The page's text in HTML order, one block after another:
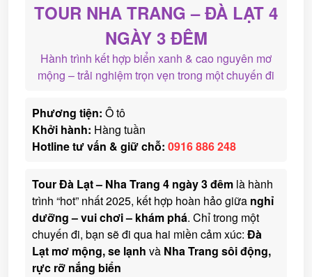
TOUR NHA TRANG – ĐÀ LẠT 4
NGÀY 3 ĐÊM
Hành trình kết hợp biển xanh & cao nguyên mơ
mộng – trải nghiệm trọn vẹn trong một chuyến đi
Phương tiện: Ô tô
Khởi hành: Hàng tuần
Hotline tư vấn & giữ chỗ: 0916 886 248
Tour Đà Lạt – Nha Trang 4 ngày 3 đêm là hành
trình “hot” nhất 2025, kết hợp hoàn hảo giữa nghỉ
dưỡng – vui chơi – khám phá. Chỉ trong một
chuyến đi, bạn sẽ đi qua hai miền cảm xúc: Đà
Lạt mơ mộng, se lạnh và Nha Trang sôi động,
rực rỡ nắng biển